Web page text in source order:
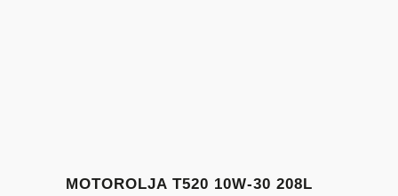
MOTOROLJA T520 10W-30 208L